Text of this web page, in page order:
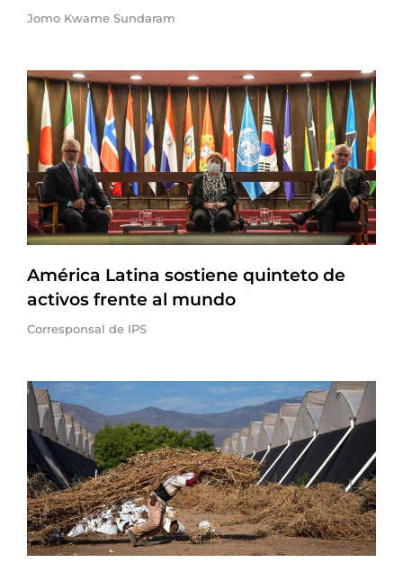
Jomo Kwame Sundaram
América Latina sostiene quinteto de
activos frente al mundo
Corresponsal de IPS